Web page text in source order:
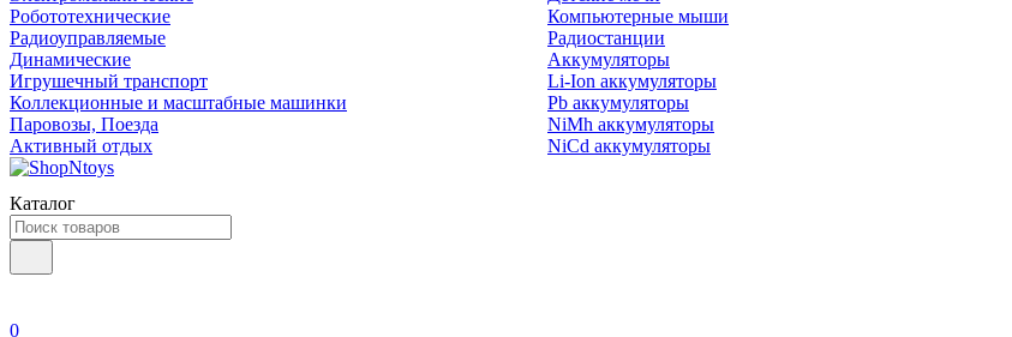
Робототехнические
Радиоуправляемые
Динамические
Игрушечный транспорт
Коллекционные и масштабные машинки
Паровозы, Поезда
Активный отдых
Компьютерные мыши
Радиостанции
Аккумуляторы
Li-Ion аккумуляторы
Pb аккумуляторы
NiMh аккумуляторы
NiCd аккумуляторы
Каталог
0